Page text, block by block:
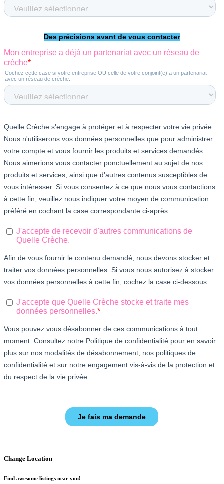
Change Location
Find awesome listings near you!